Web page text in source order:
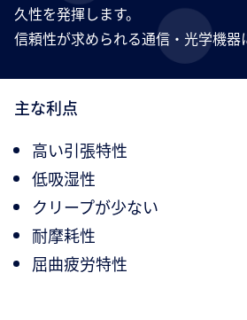
久性を発揮します。
信頼性が求められる通信・光学機器
主な利点
高い引張特性
低吸湿性
クリープが少ない
耐摩耗性
屈曲疲労特性